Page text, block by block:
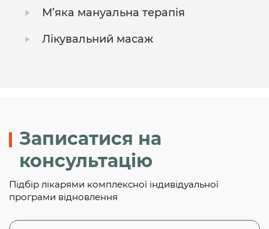
М’яка мануальна терапія
Лікувальний масаж
Записатися на
консультацію
Підбір лікарями комплексної індивідуальної
програми відновлення